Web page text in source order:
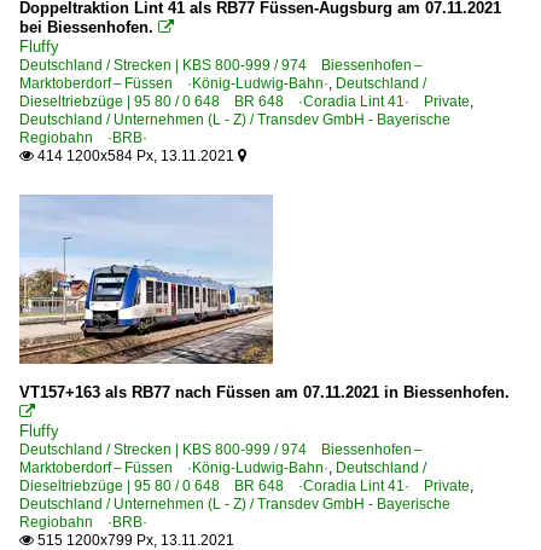
Doppeltraktion Lint 41 als RB77 Füssen-Augsburg am 07.11.2021
bei Biessenhofen. 
Fluffy
Deutschland / Strecken | KBS 800-999 / 974 Biessenhofen –
Marktoberdorf – Füssen ·König-Ludwig-Bahn·, Deutschland /
Dieseltriebzüge | 95 80 / 0 648 BR 648 ·Coradia Lint 41· Private,
Deutschland / Unternehmen (L - Z) / Transdev GmbH - Bayerische
Regiobahn ·BRB·
 414 1200x584 Px, 13.11.2021 
VT157+163 als RB77 nach Füssen am 07.11.2021 in Biessenhofen.

Fluffy
Deutschland / Strecken | KBS 800-999 / 974 Biessenhofen –
Marktoberdorf – Füssen ·König-Ludwig-Bahn·, Deutschland /
Dieseltriebzüge | 95 80 / 0 648 BR 648 ·Coradia Lint 41· Private,
Deutschland / Unternehmen (L - Z) / Transdev GmbH - Bayerische
Regiobahn ·BRB·
 515 1200x799 Px, 13.11.2021